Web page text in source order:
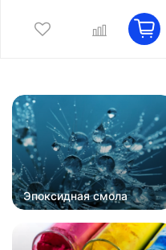
Эпоксидная смола